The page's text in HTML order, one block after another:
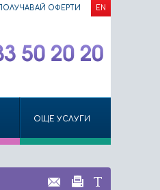
ПОЛУЧАВАЙ ОФЕРТИ EN
ОЩЕ УСЛУГИ